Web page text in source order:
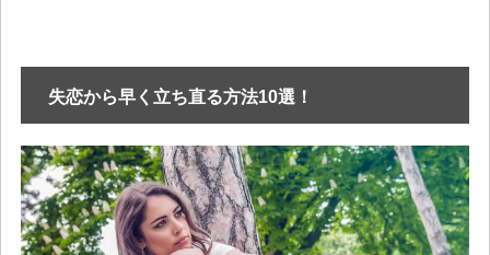
失恋から早く立ち直る方法10選！